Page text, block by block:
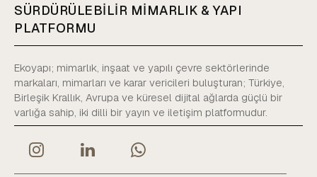
SÜRDÜRÜLEBİLİR MİMARLIK & YAPI
PLATFORMU
Ekoyapı; mimarlık, inşaat ve yapılı çevre sektörlerinde
markaları, mimarları ve karar vericileri buluşturan; Türkiye,
Birleşik Krallık, Avrupa ve küresel dijital ağlarda güçlü bir
varlığa sahip, iki dilli bir yayın ve iletişim platformudur.